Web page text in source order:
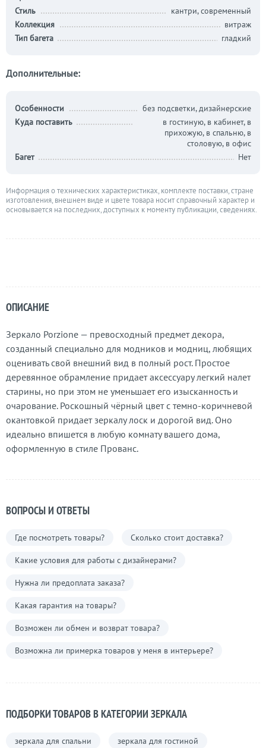
ОПИСАНИЕ
Зеркало Porzione — превосходный предмет декора,
созданный специально для модников и модниц, любящих
оценивать свой внешний вид в полный рост. Простое
деревянное обрамление придает аксессуару легкий налет
старины, но при этом не уменьшает его изысканность и
очарование. Роскошный чёрный цвет с темно-коричневой
окантовкой придает зеркалу лоск и дорогой вид. Оно
идеально впишется в любую комнату вашего дома,
оформленную в стиле Прованс.
ВОПРОСЫ И ОТВЕТЫ
Где посмотреть товары? Сколько стоит доставка?
Какие условия для работы с дизайнерами?
Нужна ли предоплата заказа?
Какая гарантия на товары?
Возможен ли обмен и возврат товара?
Возможна ли примерка товаров у меня в интерьере?
ПОДБОРКИ ТОВАРОВ В КАТЕГОРИИ ЗЕРКАЛА
зеркала для спальни зеркала для гостиной
Стиль
кантри, современный
Коллекция
витраж
Тип багета
гладкий
Дополнительные:
Особенности
без подсветки, дизайнерские
Куда поставить
в гостиную, в кабинет, в
прихожую, в спальню, в
столовую, в офис
Багет
Нет
Информация о технических характеристиках, комплекте поставки, стране
изготовления, внешнем виде и цвете товара носит справочный характер и
основывается на последних, доступных к моменту публикации, сведениях.